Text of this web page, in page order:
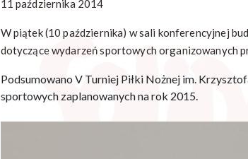
11 października 2014
W piątek (10 października) w sali konferencyjnej
dotyczące wydarzeń sportowych organizowanych
Podsumowano V Turniej Piłki Nożnej im.
sportowych zaplanowanych na rok 2015.